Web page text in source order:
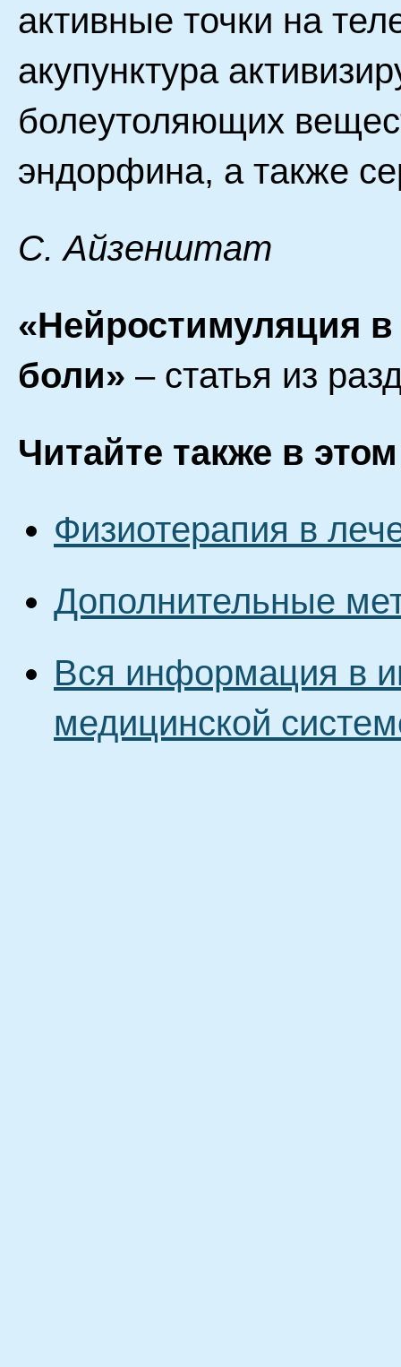
активные точки на
акупунктура
болеутоляющих
эндорфина, а также
С. Айзенштат
«Нейростимуляция
боли» – статья из
Читайте также в
Физиотерапия в
Дополнительные
Вся информация в
медицинской